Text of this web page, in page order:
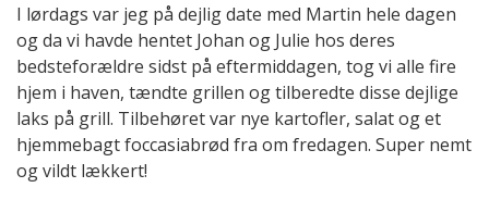
I lørdags var jeg på dejlig date med Martin hele dagen
og da vi havde hentet Johan og Julie hos deres
bedsteforældre sidst på eftermiddagen, tog vi alle fire
hjem i haven, tændte grillen og tilberedte disse dejlige
laks på grill. Tilbehøret var nye kartofler, salat og et
hjemmebagt foccasiabrød fra om fredagen. Super nemt
og vildt lækkert!